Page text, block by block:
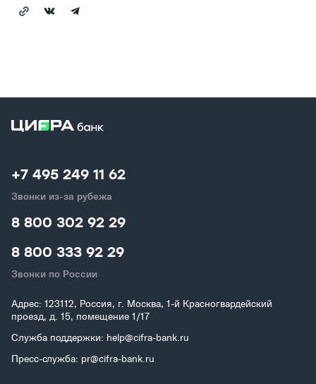
+7 495 249 11 62
Звонки из-за рубежа
8 800 302 92 29
8 800 333 92 29
Звонки по России
Адрес: 123112, Россия, г. Москва, 1-й Красногвардейский
проезд, д. 15, помещение 1/17
Служба поддержки: help@cifra-bank.ru
Пресс-служба: pr@cifra-bank.ru